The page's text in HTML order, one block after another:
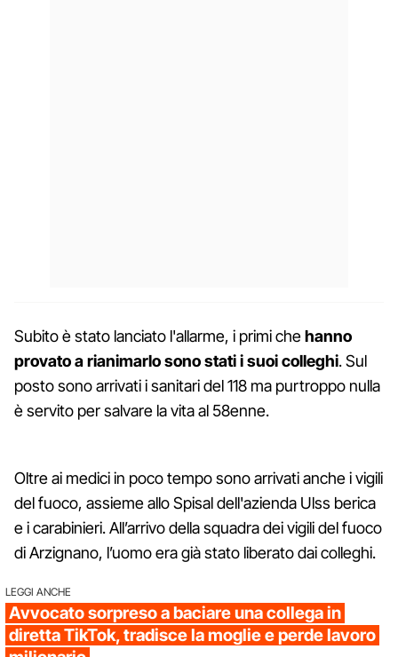
Subito è stato lanciato l'allarme, i primi chehanno
provato a rianimarlo sono stati i suoi colleghi. Sul
posto sono arrivati i sanitari del 118 ma purtroppo nulla
è servito per salvare la vita al 58enne.
Oltre ai medici in poco tempo sono arrivati anche i vigili
del fuoco, assieme allo Spisal dell'azienda Ulss berica
e i carabinieri. All’arrivo della squadra dei vigili del fuoco
di Arzignano, l’uomo era già stato liberato dai colleghi.
LEGGI ANCHE
Avvocato sorpreso a baciare una collega in
diretta TikTok, tradisce la moglie e perde lavoro